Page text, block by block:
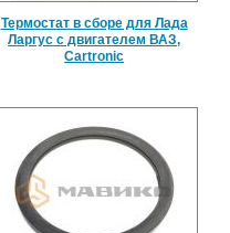
Термостат в сборе для Лада
Ларгус с двигателем ВАЗ,
Cartronic